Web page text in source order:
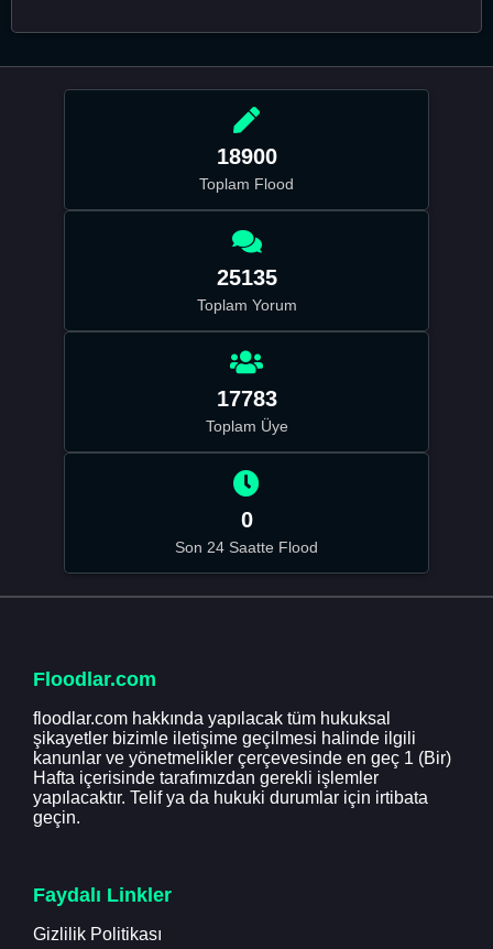
18900
Toplam Flood
25135
Toplam Yorum
17783
Toplam Üye
0
Son 24 Saatte Flood
Floodlar.com
floodlar.com hakkında yapılacak tüm hukuksal
şikayetler bizimle iletişime geçilmesi halinde ilgili
kanunlar ve yönetmelikler çerçevesinde en geç 1 (Bir)
Hafta içerisinde tarafımızdan gerekli işlemler
yapılacaktır. Telif ya da hukuki durumlar için irtibata
geçin.
Faydalı Linkler
Gizlilik Politikası